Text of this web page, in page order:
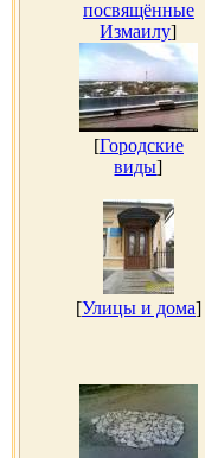
посвящённые
Измаилу]
[Городские
виды]
[Улицы и дома]